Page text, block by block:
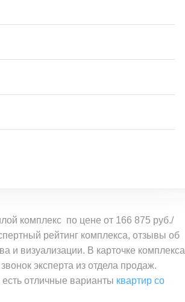
комплекс по цене от 166 875 руб./
рейтинг комплекса, отзывы об
и визуализации. В карточке комплекса
эксперта из отдела продаж.
отличные варианты квартир со